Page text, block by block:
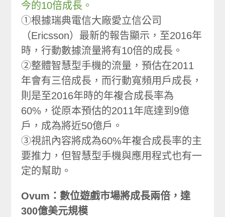
今的10倍成長。
①根據瑞典電信大廠愛立信公司
（Ericsson）最新的報告顯示，至2016年
時，行動數據流量將有10倍的成長。
②整體智慧型手機的流量，預估在2011
年會有三倍成長，而行動寬頻用戶成長，
則是至2016年時的年複合成長率為
60%，從原本預估的2011年底達到9億
戶，成為將近50億戶。
③視訊內容將成為60%年複合成長率的主
要推力，但智慧型手機與應用程式也有一
定的幫助。
Ovum：數位遊戲市場將成長兩倍，達
300億美元規模